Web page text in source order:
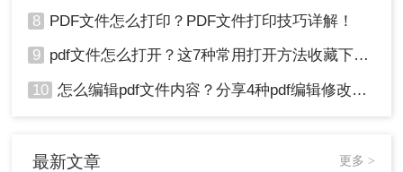
8 PDF文件怎么打印？PDF文件打印技巧详解！
9 pdf文件怎么打开？这7种常用打开方法收藏下来！
10 怎么编辑pdf文件内容？分享4种pdf编辑修改方法！
最新文章 更多 >